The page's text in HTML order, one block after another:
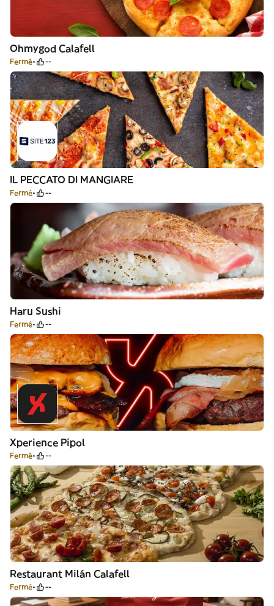
Ohmygod Calafell
Fermé --
IL PECCATO DI MANGIARE
Fermé --
Haru Sushi
Fermé --
Xperience Pipol
Fermé --
Restaurant Milán Calafell
Fermé --